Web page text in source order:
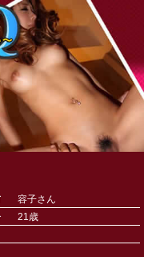
容子さん
21歳